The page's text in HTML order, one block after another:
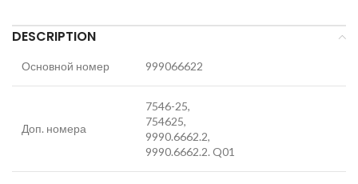
DESCRIPTION
Основной номер 999066622
Доп. номера
7546-25,
754625,
9990.6662.2,
9990.6662.2. Q01